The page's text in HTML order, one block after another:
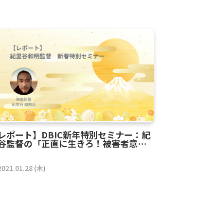
ポート】DBIC新年特別セミナー：紀
監督の「正直に生きろ！被害者意識
(木)